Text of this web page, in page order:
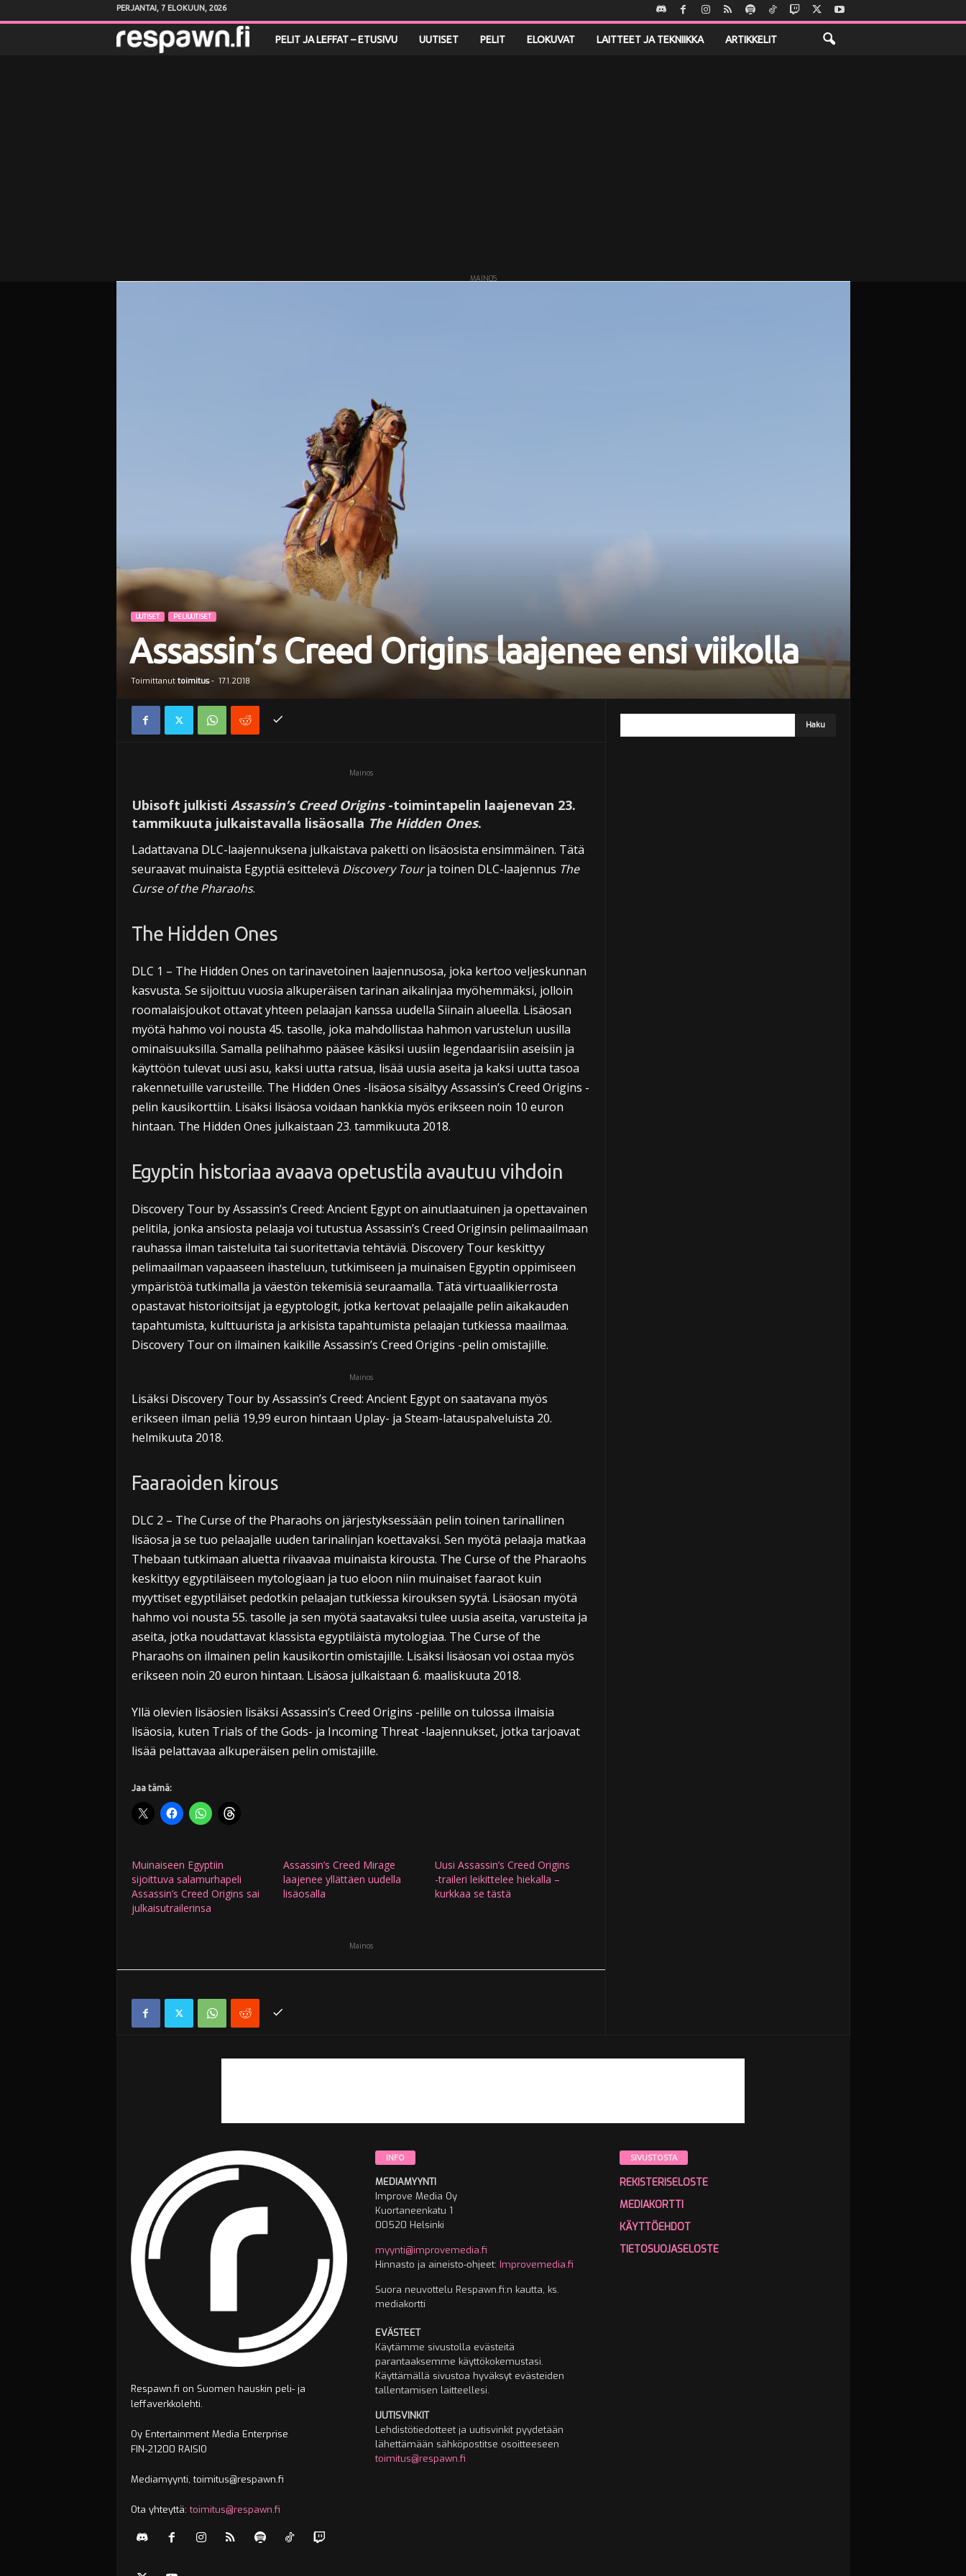
PERJANTAI, 7 ELOKUUN, 2026
PELIT JA LEFFAT – ETUSIVU UUTISET PELIT ELOKUVAT LAITTEET JA TEKNIIKKA ARTIKKELIT
MAINOS
UUTISET PELIUUTISET
Assassin’s Creed Origins laajenee ensi viikolla
Toimittanut toimitus- 17.1.2018
Mainos
Ubisoft julkisti Assassin’s Creed Origins-toimintapelin laajenevan 23.
tammikuuta julkaistavalla lisäosalla The Hidden Ones.
Ladattavana DLC-laajennuksena julkaistava paketti on lisäosista ensimmäinen. Tätä
seuraavat muinaista Egyptiä esittelevä Discovery Tourja toinen DLC-laajennus The
Curse of the Pharaohs.
The Hidden Ones
DLC 1 – The Hidden Ones on tarinavetoinen laajennusosa, joka kertoo veljeskunnan
kasvusta. Se sijoittuu vuosia alkuperäisen tarinan aikalinjaa myöhemmäksi, jolloin
roomalaisjoukot ottavat yhteen pelaajan kanssa uudella Siinain alueella. Lisäosan
myötä hahmo voi nousta 45. tasolle, joka mahdollistaa hahmon varustelun uusilla
ominaisuuksilla. Samalla pelihahmo pääsee käsiksi uusiin legendaarisiin aseisiin ja
käyttöön tulevat uusi asu, kaksi uutta ratsua, lisää uusia aseita ja kaksi uutta tasoa
rakennetuille varusteille. The Hidden Ones -lisäosa sisältyy Assassin’s Creed Origins -
pelin kausikorttiin. Lisäksi lisäosa voidaan hankkia myös erikseen noin 10 euron
hintaan. The Hidden Ones julkaistaan 23. tammikuuta 2018.
Egyptin historiaa avaava opetustila avautuu vihdoin
Discovery Tour by Assassin’s Creed: Ancient Egypt on ainutlaatuinen ja opettavainen
pelitila, jonka ansiosta pelaaja voi tutustua Assassin’s Creed Originsin pelimaailmaan
rauhassa ilman taisteluita tai suoritettavia tehtäviä. Discovery Tour keskittyy
pelimaailman vapaaseen ihasteluun, tutkimiseen ja muinaisen Egyptin oppimiseen
ympäristöä tutkimalla ja väestön tekemisiä seuraamalla. Tätä virtuaalikierrosta
opastavat historioitsijat ja egyptologit, jotka kertovat pelaajalle pelin aikakauden
tapahtumista, kulttuurista ja arkisista tapahtumista pelaajan tutkiessa maailmaa.
Discovery Tour on ilmainen kaikille Assassin’s Creed Origins -pelin omistajille.
Mainos
Lisäksi Discovery Tour by Assassin’s Creed: Ancient Egypt on saatavana myös
erikseen ilman peliä 19,99 euron hintaan Uplay- ja Steam-latauspalveluista 20.
helmikuuta 2018.
Faaraoiden kirous
DLC 2 – The Curse of the Pharaohs on järjestyksessään pelin toinen tarinallinen
lisäosa ja se tuo pelaajalle uuden tarinalinjan koettavaksi. Sen myötä pelaaja matkaa
Thebaan tutkimaan aluetta riivaavaa muinaista kirousta. The Curse of the Pharaohs
keskittyy egyptiläiseen mytologiaan ja tuo eloon niin muinaiset faaraot kuin
myyttiset egyptiläiset pedotkin pelaajan tutkiessa kirouksen syytä. Lisäosan myötä
hahmo voi nousta 55. tasolle ja sen myötä saatavaksi tulee uusia aseita, varusteita ja
aseita, jotka noudattavat klassista egyptiläistä mytologiaa. The Curse of the
Pharaohs on ilmainen pelin kausikortin omistajille. Lisäksi lisäosan voi ostaa myös
erikseen noin 20 euron hintaan. Lisäosa julkaistaan 6. maaliskuuta 2018.
Yllä olevien lisäosien lisäksi Assassin’s Creed Origins -pelille on tulossa ilmaisia
lisäosia, kuten Trials of the Gods- ja Incoming Threat -laajennukset, jotka tarjoavat
lisää pelattavaa alkuperäisen pelin omistajille.
Jaa tämä:
Muinaiseen Egyptiin
sijoittuva salamurhapeli
Assassin’s Creed Origins sai
julkaisutrailerinsa
Assassin’s Creed Mirage
laajenee yllättäen uudella
lisäosalla
Uusi Assassin’s Creed Origins
-traileri leikittelee hiekalla –
kurkkaa se tästä
Mainos
Respawn.fi on Suomen hauskin peli- ja
leffaverkkolehti.
Oy Entertainment Media Enterprise
FIN-21200 RAISIO
Mediamyynti, toimitus@respawn.fi
Ota yhteyttä:toimitus@respawn.fi
INFO
MEDIAMYYNTI
Improve Media Oy
Kuortaneenkatu 1
00520 Helsinki
myynti@improvemedia.fi
Hinnasto ja aineisto-ohjeet: Improvemedia.fi
Suora neuvottelu Respawn.fi:n kautta, ks.
mediakortti
EVÄSTEET
Käytämme sivustolla evästeitä
parantaaksemme käyttökokemustasi.
Käyttämällä sivustoa hyväksyt evästeiden
tallentamisen laitteellesi.
UUTISVINKIT
Lehdistötiedotteet ja uutisvinkit pyydetään
lähettämään sähköpostitse osoitteeseen
toimitus@respawn.fi
SIVUSTOSTA
REKISTERISELOSTE
MEDIAKORTTI
KÄYTTÖEHDOT
TIETOSUOJASELOSTE